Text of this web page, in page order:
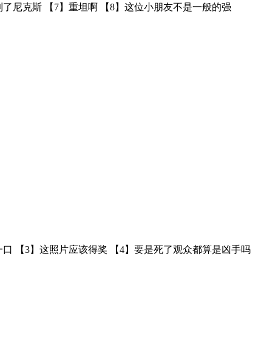
尼克斯 【7】重坦啊 【8】这位小朋友不是一般的强
【3】这照片应该得奖 【4】要是死了观众都算是凶手吗